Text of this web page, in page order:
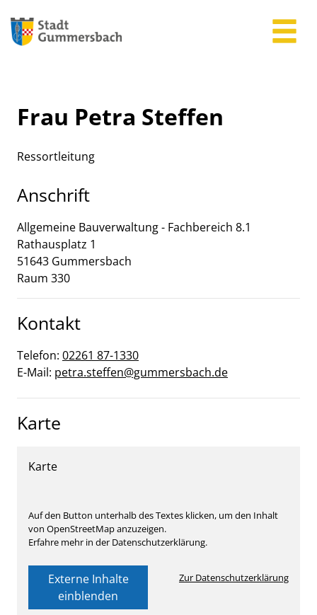
Frau Petra Steffen
Ressortleitung
Anschrift
Allgemeine Bauverwaltung - Fachbereich 8.1
Rathausplatz 1
51643 Gummersbach
Raum 330
Kontakt
Telefon: 02261 87-1330
E-Mail: petra.steffen@gummersbach.de
Karte
Karte
Auf den Button unterhalb des Textes klicken, um den Inhalt
von OpenStreetMap anzuzeigen.
Erfahre mehr in der Datenschutzerklärung.
Externe Inhalte
einblenden
Zur Datenschutzerklärung